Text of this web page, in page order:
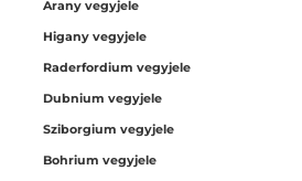
Arany vegyjele
Higany vegyjele
Raderfordium vegyjele
Dubnium vegyjele
Sziborgium vegyjele
Bohrium vegyjele